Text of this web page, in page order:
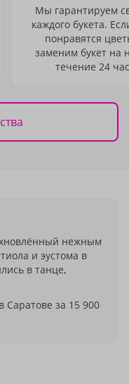
Мы гарантируем
каждого букета.
понравятся
заменим букет на
течение 24
нежным
и эустома в
в танце,
Саратове за 15 900